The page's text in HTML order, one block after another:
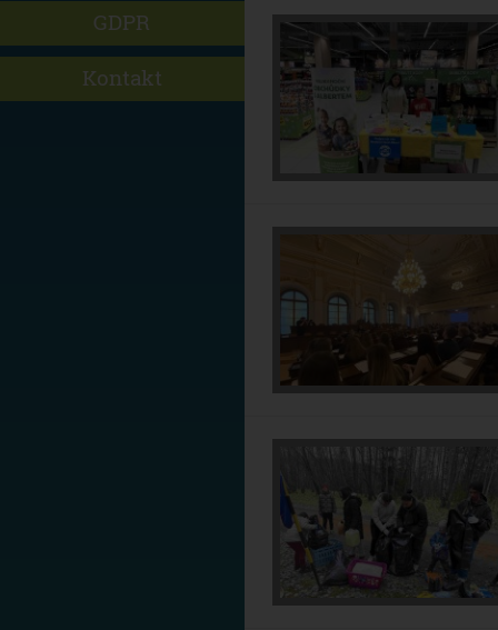
GDPR
Kontakt